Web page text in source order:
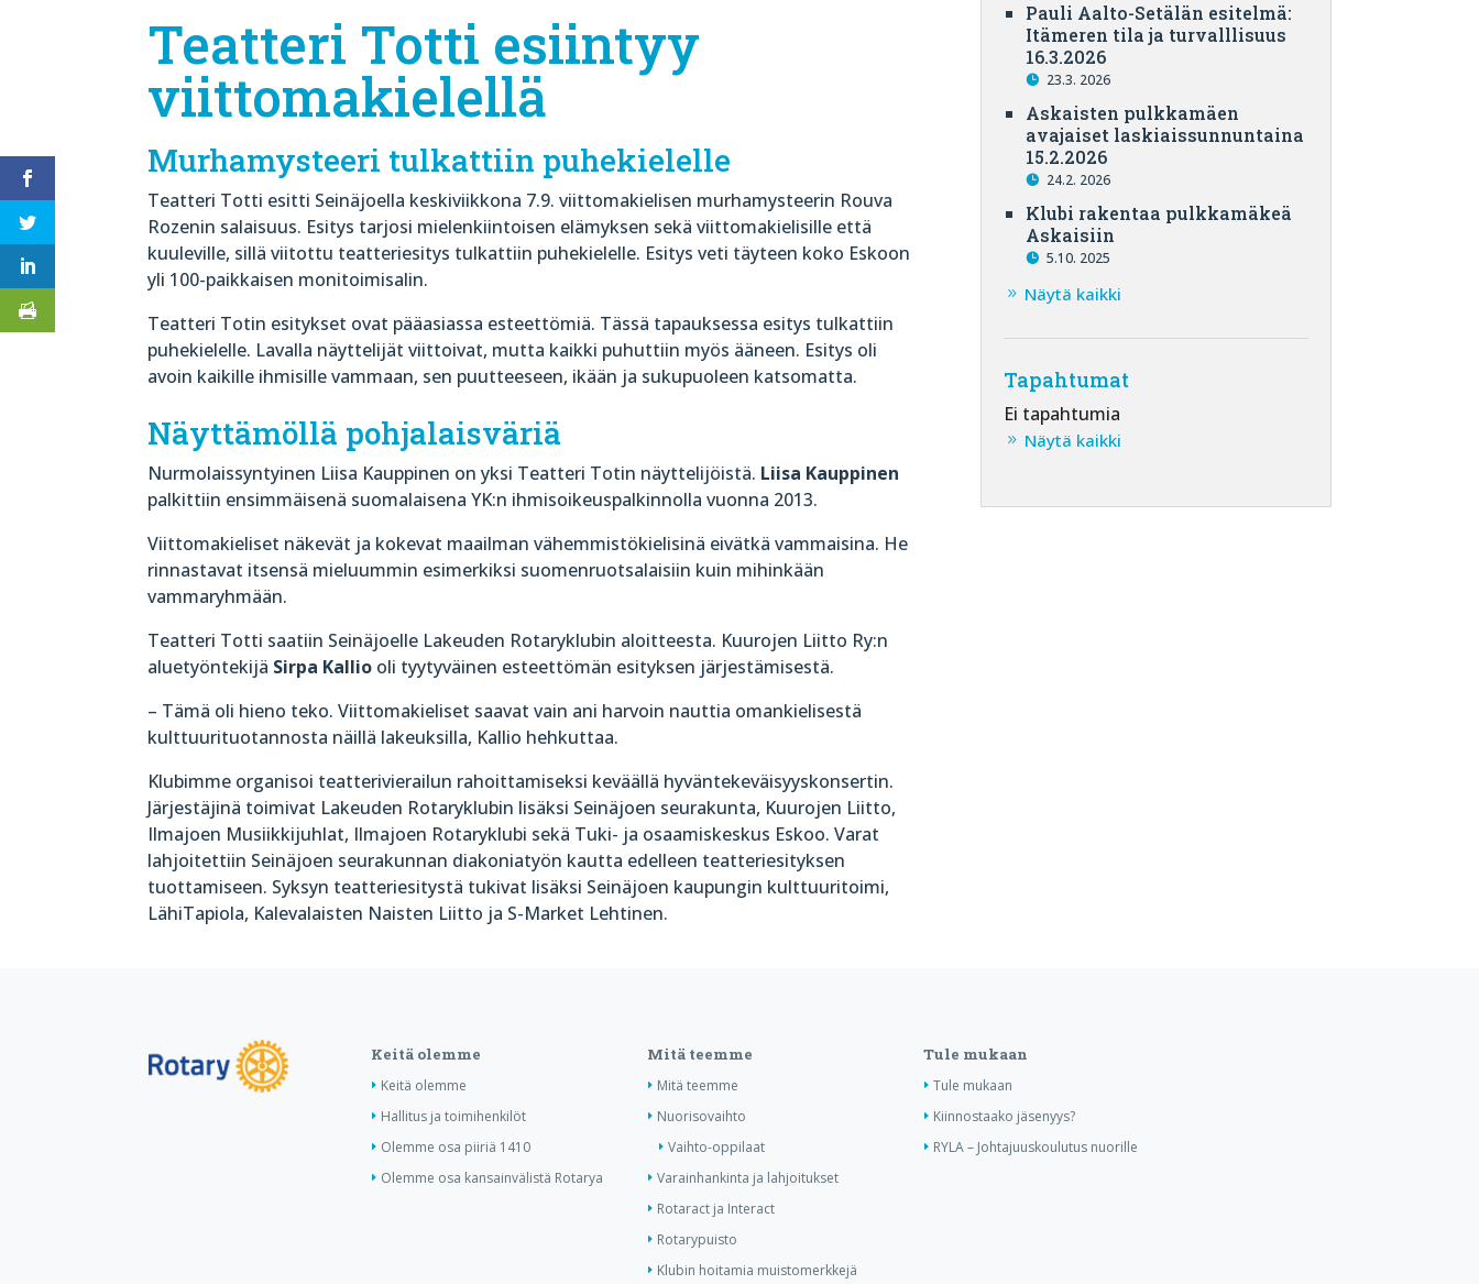
Teatteri Totti esiintyy
viittomakielellä
Murhamysteeri tulkattiin puhekielelle
Teatteri Totti esitti Seinäjoella keskiviikkona 7.9. viittomakielisen murhamysteerin Rouva
Rozenin salaisuus. Esitys tarjosi mielenkiintoisen elämyksen sekä viittomakielisille että
kuuleville, sillä viitottu teatteriesitys tulkattiin puhekielelle. Esitys veti täyteen koko Eskoon
yli 100-paikkaisen monitoimisalin.
Teatteri Totin esitykset ovat pääasiassa esteettömiä. Tässä tapauksessa esitys tulkattiin
puhekielelle. Lavalla näyttelijät viittoivat, mutta kaikki puhuttiin myös ääneen. Esitys oli
avoin kaikille ihmisille vammaan, sen puutteeseen, ikään ja sukupuoleen katsomatta.
Näyttämöllä pohjalaisväriä
Nurmolaissyntyinen Liisa Kauppinen on yksi Teatteri Totin näyttelijöistä. Liisa Kauppinen
palkittiin ensimmäisenä suomalaisena YK:n ihmisoikeuspalkinnolla vuonna 2013.
Viittomakieliset näkevät ja kokevat maailman vähemmistökielisinä eivätkä vammaisina. He
rinnastavat itsensä mieluummin esimerkiksi suomenruotsalaisiin kuin mihinkään
vammaryhmään.
Teatteri Totti saatiin Seinäjoelle Lakeuden Rotaryklubin aloitteesta. Kuurojen Liitto Ry:n
aluetyöntekijä Sirpa Kallio oli tyytyväinen esteettömän esityksen järjestämisestä.
– Tämä oli hieno teko. Viittomakieliset saavat vain ani harvoin nauttia omankielisestä
kulttuurituotannosta näillä lakeuksilla, Kallio hehkuttaa.
Klubimme organisoi teatterivierailun rahoittamiseksi keväällä hyväntekeväisyyskonsertin.
Järjestäjinä toimivat Lakeuden Rotaryklubin lisäksi Seinäjoen seurakunta, Kuurojen Liitto,
Ilmajoen Musiikkijuhlat, Ilmajoen Rotaryklubi sekä Tuki- ja osaamiskeskus Eskoo. Varat
lahjoitettiin Seinäjoen seurakunnan diakoniatyön kautta edelleen teatteriesityksen
tuottamiseen. Syksyn teatteriesitystä tukivat lisäksi Seinäjoen kaupungin kulttuuritoimi,
LähiTapiola, Kalevalaisten Naisten Liitto ja S-Market Lehtinen.
Pauli Aalto-Setälän esitelmä:
Itämeren tila ja turvalllisuus
16.3.2026
23.3. 2026
Askaisten pulkkamäen
avajaiset laskiaissunnuntaina
15.2.2026
24.2. 2026
Klubi rakentaa pulkkamäkeä
Askaisiin
5.10. 2025
Näytä kaikki
Tapahtumat
Ei tapahtumia
Näytä kaikki
Keitä olemme
Keitä olemme
Hallitus ja toimihenkilöt
Olemme osa piiriä 1410
Olemme osa kansainvälistä Rotarya
Mitä teemme
Mitä teemme
Nuorisovaihto
Vaihto-oppilaat
Varainhankinta ja lahjoitukset
Rotaract ja Interact
Rotarypuisto
Klubin hoitamia muistomerkkejä
Tule mukaan
Tule mukaan
Kiinnostaako jäsenyys?
RYLA – Johtajuuskoulutus nuorille